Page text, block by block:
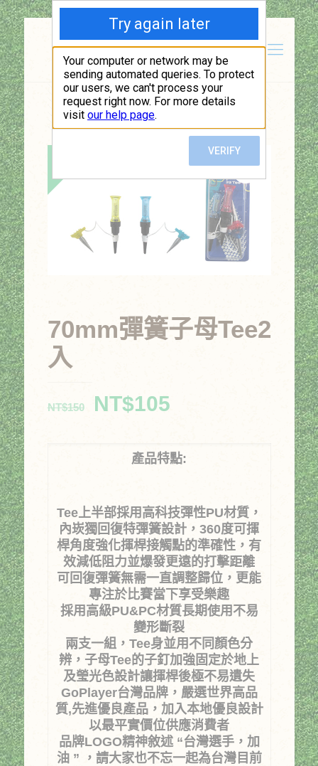
Show all
70mm彈簧子母Tee2
入
NT$150
原
格：
NT$105目
價
格：
產品特點:
Tee上半部採用高科技彈性PU材質，
內崁獨回復特彈簧設計，360度可揮
桿角度強化揮桿接觸點的準確性，有
效減低阻力並爆發更遠的打擊距離
可回復彈簧無需一直調整歸位，更能
專注於比賽當下享受樂趣
採用高級PU&PC材質長期使用不易
變形斷裂
兩支一組，Tee身並用不同顏色分
辨，子母Tee的子釘加強固定於地上
及瑩光色設計讓揮桿後極不易遺失
GoPlayer台灣品牌，嚴選世界高品
質,先進優良產品，加入本地優良設計
以最平實價位供應消費者
品牌LOGO精神敘述 “台灣選手，加
油 ” ，請大家也不忘一起為台灣目前